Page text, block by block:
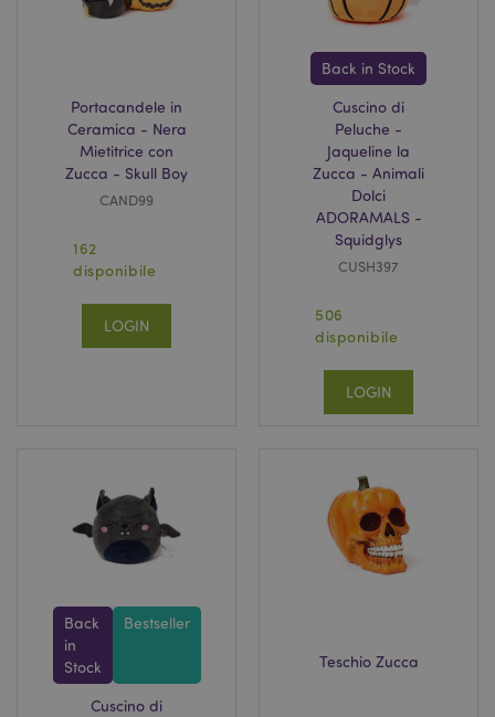
Portacandele in
Ceramica - Nera
Mietitrice con
Zucca - Skull Boy
CAND99
162
disponibile
LOGIN
Back in Stock
Cuscino di
Peluche -
Jaqueline la
Zucca - Animali
Dolci
ADORAMALS -
Squidglys
CUSH397
506
disponibile
LOGIN
Back
in
Stock
Bestseller
Cuscino di
Teschio Zucca